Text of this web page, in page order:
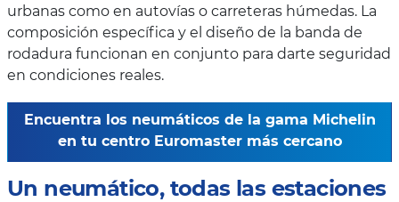
urbanas como en autovías o carreteras húmedas. La
composición específica y el diseño de la banda de
rodadura funcionan en conjunto para darte seguridad
en condiciones reales.
Encuentra los neumáticos de la gama Michelin
en tu centro Euromaster más cercano
Un neumático, todas las estaciones